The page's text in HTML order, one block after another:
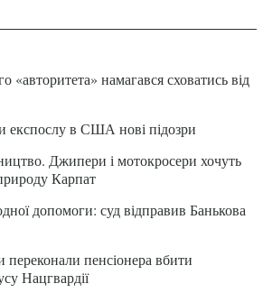
«авторитета» намагався сховатись від
в США нові підозри
Джипери і мотокросери хочуть
Карпат
допомоги: суд відправив Банькова
переконали пенсіонера вбити
Нацгвардії